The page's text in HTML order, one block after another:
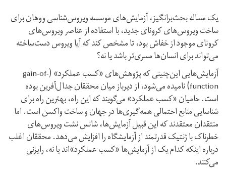
یک مساله بحث‌برانگیز، آزمایش‌های موسسه ویروس‌شناسی ووهان برای
ساخت ویروس‌های کرونای جدید، با استفاده از عناصر ویروس‌های
کرونای موجود از خفاش بود، تا مشخص کند که آیا ویروس دست‌ساخته
می‌تواند برای انسان‌ها مسری‌تر باشد یا نه؟
آزمایش‌‌هایی این‌چنینی که پژوهش‌های «کسب عملکرد» (gain-of-
function) نامیده می‌شود، از دیرباز میان محققان جدال‌آفرین بوده
است. حامیان «کسب عملکرد» می‌گویند که این راه، بهترین راه برای
شناسایی منابع احتمالی همه‌گیری‌ها در جهان و ساخت واکسن است. اما
منتقدان معتقدند که این‌ قبیل آزمایش‌ها، شانس نشت ویروس‌های
خطرناک با ژنتیک قدرتمند از آزمایشگاه را افزایش می‌دهد. محققان اغلب
درباره اینکه کدام یک از آزمایش‌ها «کسب عملکرد»‌اند یا نه، رایزنی
می‌کنند.